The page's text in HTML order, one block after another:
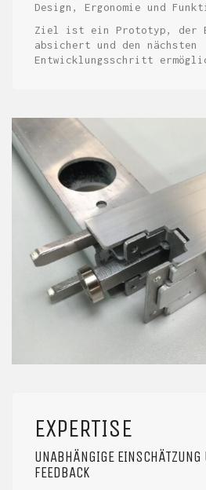
Design, Ergonomie und
Ziel ist ein Prototyp, der
absichert und den nächsten
Entwicklungsschritt
EXPERTISE
UNABHÄNGIGE EINSCHÄTZUNG
FEEDBACK